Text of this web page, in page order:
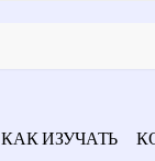
КАК ИЗУЧАТЬ